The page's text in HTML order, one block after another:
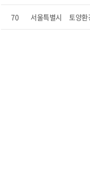
70 서울특별시 토양환